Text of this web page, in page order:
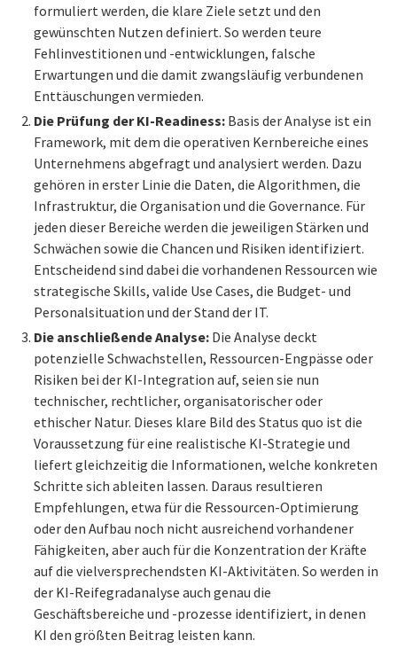
formuliert werden, die klare Ziele setzt und den
gewünschten Nutzen definiert. So werden teure
Fehlinvestitionen und -entwicklungen, falsche
Erwartungen und die damit zwangsläufig verbundenen
Enttäuschungen vermieden.
Die Prüfung der KI-Readiness: Basis der Analyse ist ein
Framework, mit dem die operativen Kernbereiche eines
Unternehmens abgefragt und analysiert werden. Dazu
gehören in erster Linie die Daten, die Algorithmen, die
Infrastruktur, die Organisation und die Governance. Für
jeden dieser Bereiche werden die jeweiligen Stärken und
Schwächen sowie die Chancen und Risiken identifiziert.
Entscheidend sind dabei die vorhandenen Ressourcen wie
strategische Skills, valide Use Cases, die Budget- und
Personalsituation und der Stand der IT.
Die anschließende Analyse: Die Analyse deckt
potenzielle Schwachstellen, Ressourcen-Engpässe oder
Risiken bei der KI-Integration auf, seien sie nun
technischer, rechtlicher, organisatorischer oder
ethischer Natur. Dieses klare Bild des Status quo ist die
Voraussetzung für eine realistische KI-Strategie und
liefert gleichzeitig die Informationen, welche konkreten
Schritte sich ableiten lassen. Daraus resultieren
Empfehlungen, etwa für die Ressourcen-Optimierung
oder den Aufbau noch nicht ausreichend vorhandener
Fähigkeiten, aber auch für die Konzentration der Kräfte
auf die vielversprechendsten KI-Aktivitäten. So werden in
der KI-Reifegradanalyse auch genau die
Geschäftsbereiche und -prozesse identifiziert, in denen
KI den größten Beitrag leisten kann.